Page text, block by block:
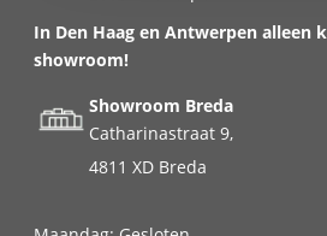
In Den Haag en Antwerpen alleen
showroom!
Showroom Breda
Catharinastraat 9,
4811 XD Breda